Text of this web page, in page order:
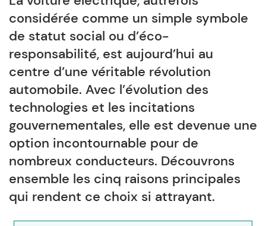
considérée comme un simple symbole
de statut social ou d’éco-
responsabilité, est aujourd’hui au
centre d’une véritable révolution
automobile. Avec l’évolution des
technologies et les incitations
gouvernementales, elle est devenue une
option incontournable pour de
nombreux conducteurs. Découvrons
ensemble les cinq raisons principales
qui rendent ce choix si attrayant.